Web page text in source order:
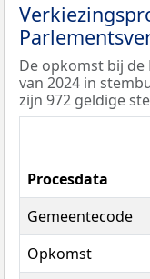
De opkomst bij de
van 2024 in
zijn 972 geldige
Procesdata
Gemeentecode
Opkomst